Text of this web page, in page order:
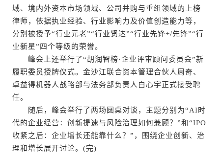
域、境内外资本市场领域、公司并购与重组领域的上榜
律师，依据执业经验、行业影响力及价值创造能力等，
分别被授予“行业元老”“行业贤达”“行业先锋+/先锋”“行
业新星”四个等级的荣誉。
峰会上还举行了“胡润智榜·企业评审顾问委员会”新
履职委员授牌仪式。金沙江联合资本管理合伙人周奇、
卓益得机器人战略部与法务部负责人白心宇正式接受聘
任。
随后，峰会举行了两场圆桌对谈，主题分别为“AI时
代的企业经营：创新提速与风险治理如何兼顾？”和“IPO
收紧之后：企业增长还能靠什么？”，围绕企业创新、治
理和增长展开讨论。(完)